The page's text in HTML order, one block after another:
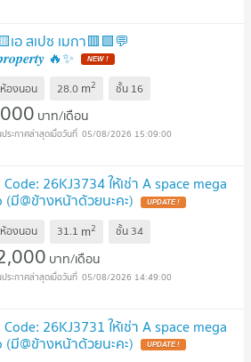
เอ สเปซ เมกา🟥🟩💬
🔥✨
องนอน 28.0 m2 ชั้น 16
บาท/เดือน
05/08/2026 15:09:00
26KJ3734 ให้เช่า A space mega
มี@ข้างหน้าด้วยนะคะ)
องนอน 31.1 m2 ชั้น 34
บาท/เดือน
05/08/2026 14:49:00
26KJ3731 ให้เช่า A space mega
มี@ข้างหน้าด้วยนะคะ)